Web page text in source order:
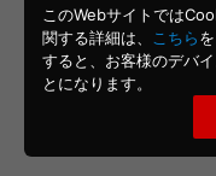
このWebサイトでは
関する詳細は、
こちら
すると、お客様のデバ
とになります。